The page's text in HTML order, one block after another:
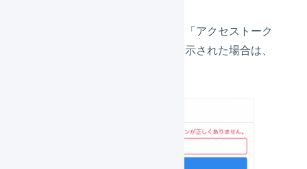
アクセストークンの入力画面に「アクセストーク
ンが正しくありません。」と表示された場合は、